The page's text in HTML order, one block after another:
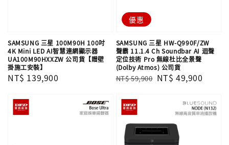
SAMSUNG 三星 100M90H 100吋
4K Mini LED AI智慧連網顯示器
UA100M90HXXZW 公司貨【贈壁
掛施工安裝】
Regular
NT$ 139,900
優惠
SAMSUNG 三星 HW-Q990F/ZW
聲霸 11.1.4 Ch Soundbar AI 迴聲
定位技術 Pro 無線杜比全景聲
(Dolby Atmos) 公司貨
Regular
NT$ 59,900 Sale
NT$ 49,900